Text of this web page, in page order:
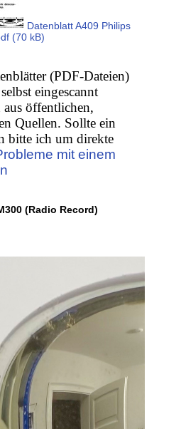
Datenblatt A409 Philips
(70 kB)
(PDF-Dateien)
eingescannt
öffentlichen,
Quellen. Sollte ein
bitte ich um direkte
mit einem
(Radio Record)